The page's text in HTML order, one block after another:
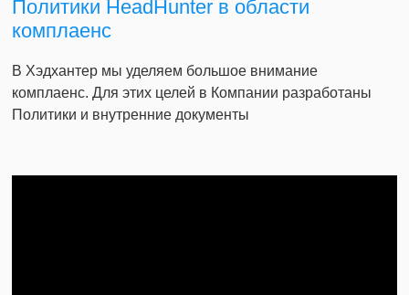
Политики HeadHunter в области
комплаенс
В Хэдхантер мы уделяем большое внимание
комплаенс. Для этих целей в Компании разработаны
Политики и внутренние документы